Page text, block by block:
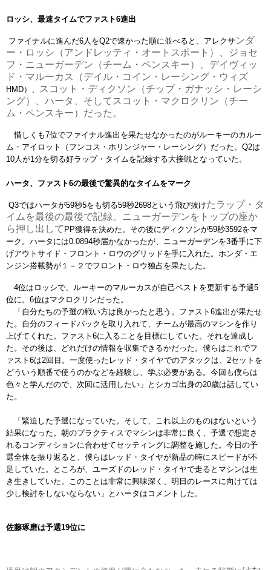
ロッシ、最速タイムでファスト6進出
ファイナルに進んだ6 人をQ2で速かった順に並べると、アレクサンダ
ー・ロッシ（アンドレッティ・オートスポート）、ジョセ
フ・ ニューガーデン（チーム・ペンスキー）、デイヴィッ
ド・ マルーカス（デイル・コイン・レーシング・ウィズ
HMD）、
スコット・ディクソン（チップ・ガナッシ・レーシ
ング）、 ハータ、そしてスコット・マクロクリン（チー
ム・ペンスキー） だった。
惜しくも 7位でファイナル進出を果たせなかったのがルーキーのカ ルー
ム・アイロット（フンコス・ホリンジャー・レーシング）だっ た。 Q2は
10人が1分を切る好ラップ・タイムを記録する大接戦となっていた。
ハータ、ファスト6の最後で驚異的なタイムをマーク
Q3ではハータが59秒5をも切る59秒2698という飛び抜けたラップ・タ
イムを最後の最後で記録。ニューガーデンをトップの座か
ら押し出して PP獲得を決めた。その後にディクソンが59秒3592をマ
ーク。ハータには0.0894秒届かなかったが、ニューガーデンを3番手に下
げアウトサイド・フロント・ロウのグリ ッドを手に入れた。ホンダ・エ
ンジン搭載勢が１－２でフロント・ ロウ独占を果たした。
4位はロッシで、ルーキーのマルーカスが自己ベストを更新する予選5
位に。 6位はマクロクリンだった。
「自分たちの予選の戦い方は良かったと思う。ファスト 6進出が果たせ
た。自分のフィードバックを取り入れて、チームが最高のマシンを作り
上げてくれた。ファスト 6に入ることを目標にしていた。 それを達成し
た。その後は、
どれだけの情報を収集できるかだった。僕らはこれでフ
ァスト 6は2回目。一度使ったレッド・タイヤでのアタックは、 2セットを
どういう順番で使うのかなどを経験し、学ぶ必要がある。 今回も僕らは
色々と学んだので、次回に活用したい」
とシカゴ出身の20歳は話してい
た。
「緊迫した予選になっていた。そして、これ以上のものはないという
結果になった。朝のプラクティスでマシンは非常に良く、予選で想定さ
れるコンディションに合わせてセッティングに調整を施した。今日の予
選全体を振り返ると、僕らはレッド・タイヤが新品の時にスピードが不
足していた。ところが、ユーズドのレッド・ タイヤで走るとマシンは生
き生きしていた。このことは非常に興味深く、明日のレースに向けては
少し検討をしないならない」とハータはコメントした。
佐藤琢磨は予選19位に